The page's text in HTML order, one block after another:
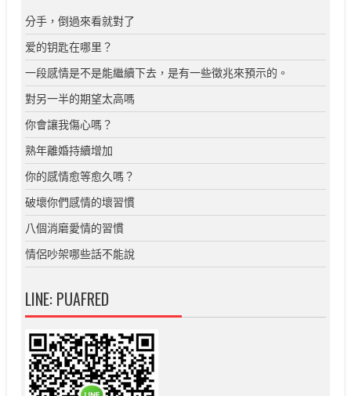
分手，倒過來看就對了
爱的钥匙在哪里？
一段感情是不是能繼續下去，是有一些徵兆來預示的。
對另一半的期望太高嗎
你會讓我傷心嗎？
熟年離婚持續增加
你的感情愈等愈久嗎？
破壞你們感情的壞習慣
八個消磨愛情的習慣
情侶吵架哪些話不能說
LINE: PUAFRED